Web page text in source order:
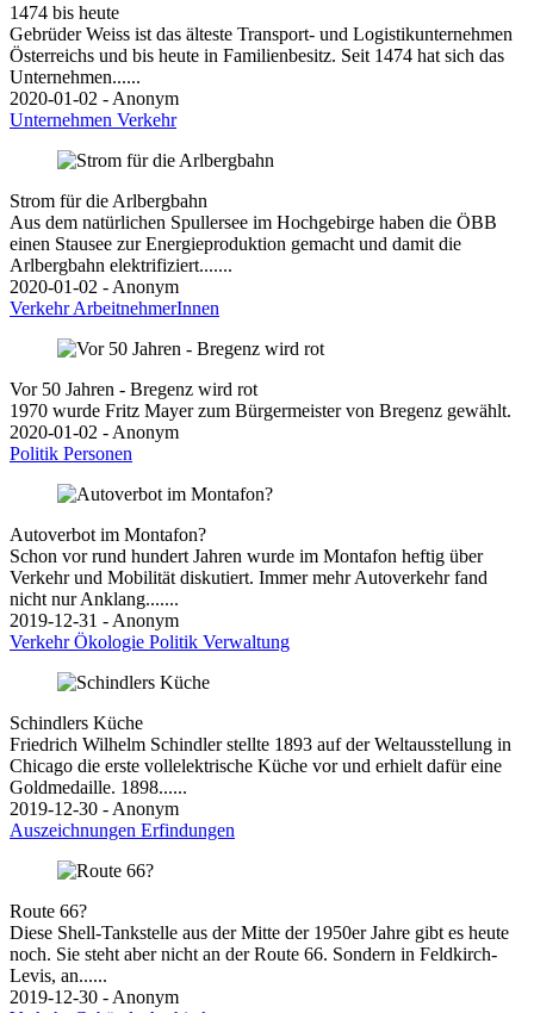
1474 bis heute
Gebrüder Weiss ist das älteste Transport- und Logistikunternehmen
Österreichs und bis heute in Familienbesitz. Seit 1474 hat sich das
Unternehmen......
2020-01-02 - Anonym
Unternehmen Verkehr
Strom für die Arlbergbahn
Aus dem natürlichen Spullersee im Hochgebirge haben die ÖBB
einen Stausee zur Energieproduktion gemacht und damit die
Arlbergbahn elektrifiziert.......
2020-01-02 - Anonym
VerkehrArbeitnehmerInnen
Vor 50 Jahren - Bregenz wird rot
1970 wurde Fritz Mayer zum Bürgermeister von Bregenz gewählt.
2020-01-02 - Anonym
Politik Personen
Autoverbot im Montafon?
Schon vor rund hundert Jahren wurde im Montafon heftig über
Verkehr und Mobilität diskutiert. Immer mehr Autoverkehr fand
nicht nur Anklang.......
2019-12-31 - Anonym
VerkehrÖkologie Politik Verwaltung
Schindlers Küche
Friedrich Wilhelm Schindler stellte 1893 auf der Weltausstellung in
Chicago die erste vollelektrische Küche vor und erhielt dafür eine
Goldmedaille. 1898......
2019-12-30 - Anonym
Auszeichnungen Erfindungen
Route 66?
Diese Shell-Tankstelle aus der Mitte der 1950er Jahre gibt es heute
noch. Sie steht aber nicht an der Route 66. Sondern in Feldkirch-
Levis, an......
2019-12-30 - Anonym